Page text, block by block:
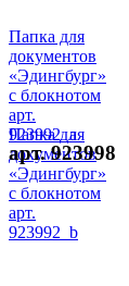
Папка для
документов
«Эдингбург»
с блокнотом
арт.
923992_a
Папка для
документов
«Эдингбург»
с блокнотом
арт.
923992_b
арт. 923998